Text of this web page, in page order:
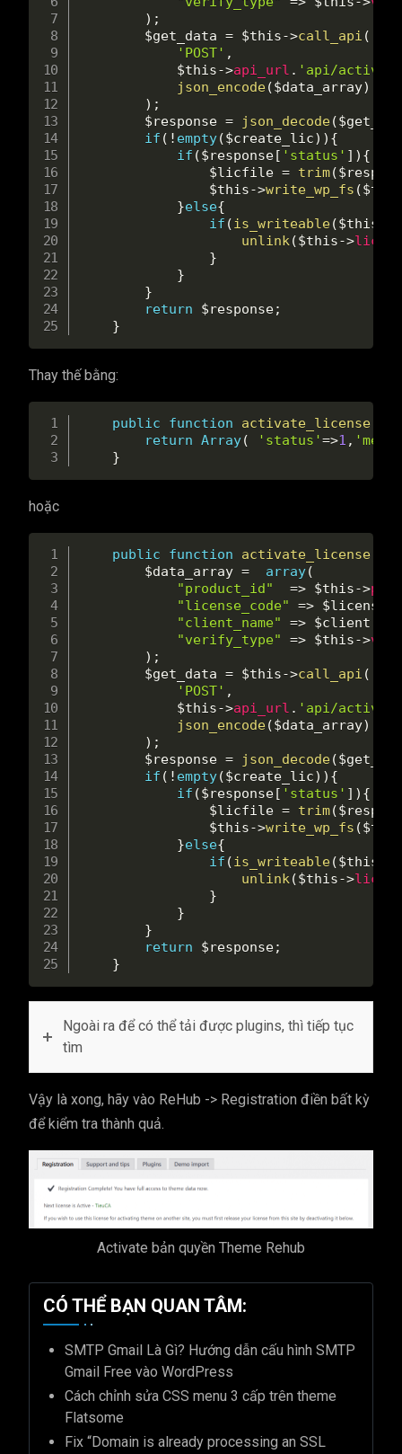
) ;
$get_data = $this->call_api (
'POST' ,
$this->api_url . 'api/
json_encode($data_array)
) ;
$response = json_decode(
if ( ! empty($create_lic) ) {
if ($response[ 'status' ] ) {
$licfile = trim(
$this->write_wp_fs ($this
}else{
if (is_writeable($this
unlink($this->
}
}
}
return
$response;
}
Thay thế bằng:
public function activate_license
return Array( 'status'=>1 ,
}
hoặc
public function activate_license
$data_array = array(
"product_id"
=> $this->
"license_code"
=> $license
"client_name"
=> $client
"verify_type"
=> $this->
) ;
$get_data = $this->call_api (
'POST' ,
$this->api_url . 'api/
json_encode($data_array)
) ;
$response = json_decode(
if ( ! empty($create_lic) ) {
if ($response[ 'status' ] ) {
$licfile = trim(
$this->write_wp_fs ($this
}else{
if (is_writeable($this
unlink($this->
}
}
}
return
$response;
}
Ngoài ra để có thể tải được plugins, thì tiếp tục
tìm
Vậy là xong, hãy vào ReHub -> Registration điền bất kỳ
để kiểm tra thành quả.
Activate bản quyền Theme Rehub
CÓ THỂ BẠN QUAN TÂM:
SMTP Gmail Là Gì? Hướng dẫn cấu hình SMTP
Gmail Free vào WordPress
Cách chỉnh sửa CSS menu 3 cấp trên theme
Flatsome
Fix “Domain is already processing an SSL